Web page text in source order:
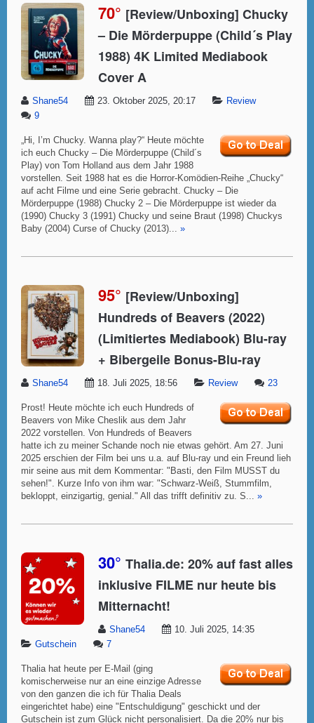
70° [Review/Unboxing] Chucky
– Die Mörderpuppe (Child´s Play
1988) 4K Limited Mediabook
Cover A
Shane54 23. Oktober 2025, 20:17
Review
9
„Hi, I’m Chucky. Wanna play?“ Heute möchte
ich euch Chucky – Die Mörderpuppe (Child´s
Play) von Tom Holland aus dem Jahr 1988
vorstellen. Seit 1988 hat es die Horror-Komödien-Reihe „Chucky“
auf acht Filme und eine Serie gebracht. Chucky – Die
Mörderpuppe (1988) Chucky 2 – Die Mörderpuppe ist wieder da
(1990) Chucky 3 (1991) Chucky und seine Braut (1998) Chuckys
Baby (2004) Curse of Chucky (2013)... »
95° [Review/Unboxing]
Hundreds of Beavers (2022)
(Limitiertes Mediabook) Blu-ray
+ Bibergeile Bonus-Blu-ray
Shane54 18. Juli 2025, 18:56 Review 23
Prost! Heute möchte ich euch Hundreds of
Beavers von Mike Cheslik aus dem Jahr
2022 vorstellen. Von Hundreds of Beavers
hatte ich zu meiner Schande noch nie etwas gehört. Am 27. Juni
2025 erschien der Film bei uns u.a. auf Blu-ray und ein Freund lieh
mir seine aus mit dem Kommentar: "Basti, den Film MUSST du
sehen!". Kurze Info von ihm war: "Schwarz-Weiß, Stummfilm,
bekloppt, einzigartig, genial." All das trifft definitiv zu. S... »
30° Thalia.de: 20% auf fast alles
inklusive FILME nur heute bis
Mitternacht!
Shane54
10. Juli 2025, 14:35
Gutschein
7
Thalia hat heute per E-Mail (ging
komischerweise nur an eine einzige Adresse
von den ganzen die ich für Thalia Deals
eingerichtet habe) eine "Entschuldigung" geschickt und der
Gutschein ist zum Glück nicht personalisiert. Da die 20% nur bis